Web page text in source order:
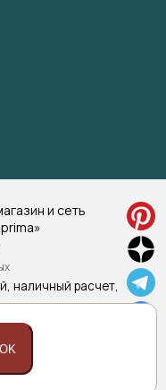
и сеть
наличный расчет,
лиц, оплата по
OK